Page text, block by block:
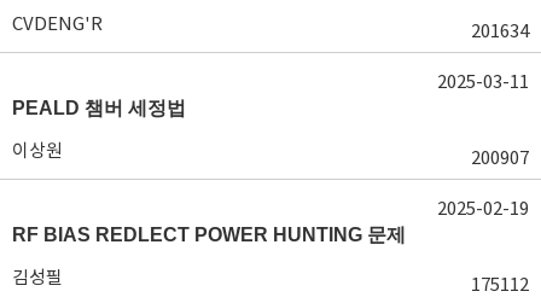
CVDENG'R 201634
PEALD 챔버 세정법
이상원 200907
2025-03-11
RF BIAS REDLECT POWER HUNTING 문제
김성필 175112
2025-02-19